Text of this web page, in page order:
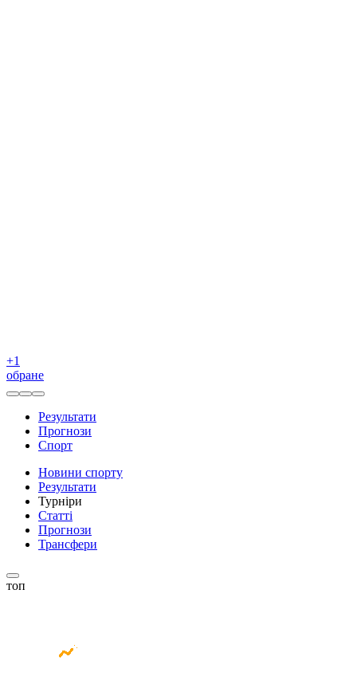
+1
обране
Результати
Прогнози
Спорт
Новини спорту
Результати
Турніри
Статті
Прогнози
Трансфери
топ